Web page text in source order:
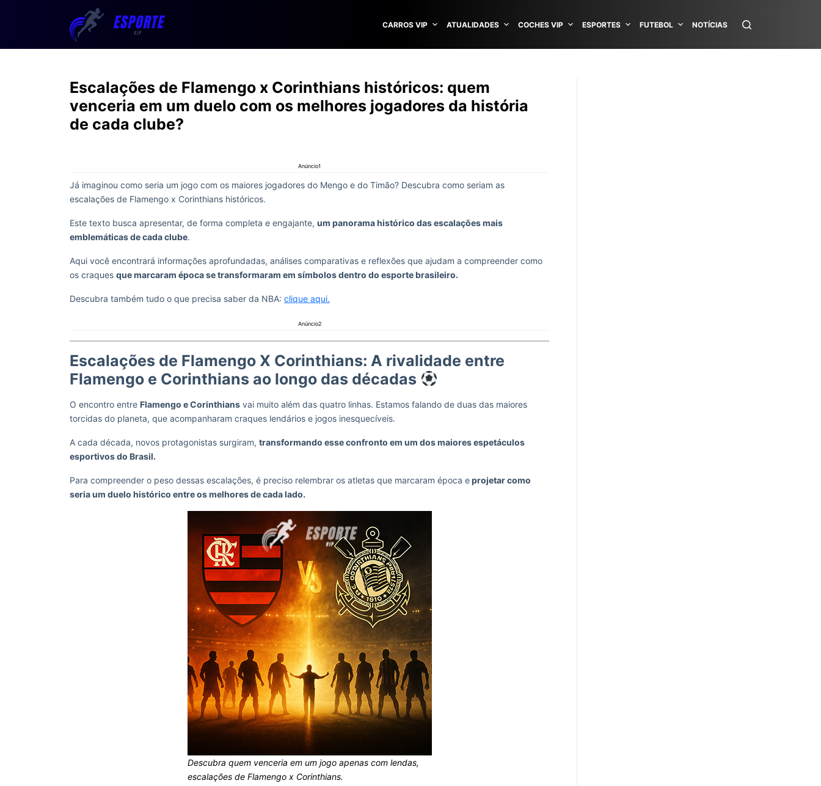
CARROS VIP ATUALIDADES COCHES VIP ESPORTES FUTEBOL NOTÍCIAS
Escalações de Flamengo x Corinthians históricos: quem
venceria em um duelo com os melhores jogadores da história
de cada clube?
Anúncio1
Já imaginou como seria um jogo com os maiores jogadores do Mengo e do Timão? Descubra como seriam as
escalações de Flamengo x Corinthians históricos.
Este texto busca apresentar, de forma completa e engajante, um panorama histórico das escalações mais
emblemáticas de cada clube.
Aqui você encontrará informações aprofundadas, análises comparativas e reflexões que ajudam a compreender como
os craques que marcaram época se transformaram em símbolos dentro do esporte brasileiro.
Descubra também tudo o que precisa saber da NBA: clique aqui.
Anúncio2
Escalações de Flamengo X Corinthians: A rivalidade entre
Flamengo e Corinthians ao longo das décadas
O encontro entre Flamengo e Corinthians vai muito além das quatro linhas. Estamos falando de duas das maiores
torcidas do planeta, que acompanharam craques lendários e jogos inesquecíveis.
A cada década, novos protagonistas surgiram, transformando esse confronto em um dos maiores espetáculos
esportivos do Brasil.
Para compreender o peso dessas escalações, é preciso relembrar os atletas que marcaram época eprojetar como
seria um duelo histórico entre os melhores de cada lado.
Descubra quem venceria em um jogo apenas com lendas,
escalações de Flamengo x Corinthians.